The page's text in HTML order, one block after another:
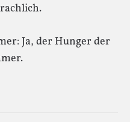
Ja, der Hunger der